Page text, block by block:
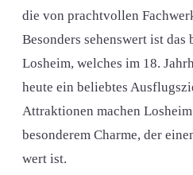
die von prachtvollen
Besonders sehenswert ist das
Losheim, welches im 18.
heute ein beliebtes
Attraktionen machen
besonderem Charme, der
wert ist.